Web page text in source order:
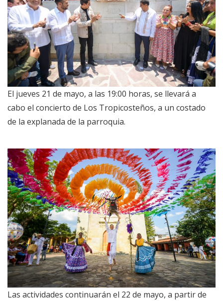
El jueves 21 de mayo, a las 19:00 horas, se llevará a
cabo el concierto de Los Tropicosteños, a un costado
de la explanada de la parroquia.
Las actividades continuarán el 22 de mayo, a partir de